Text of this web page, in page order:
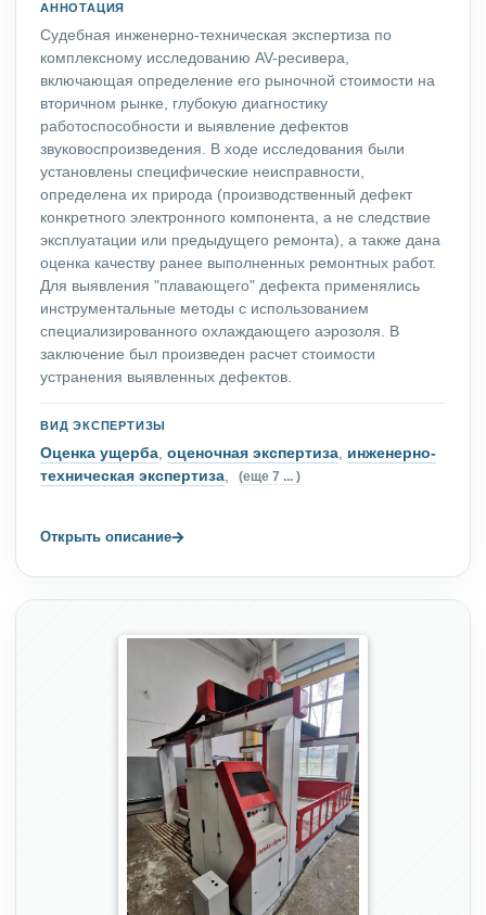
АННОТАЦИЯ
Судебная инженерно-техническая экспертиза по
комплексному исследованию AV-ресивера,
включающая определение его рыночной стоимости на
вторичном рынке, глубокую диагностику
работоспособности и выявление дефектов
звуковоспроизведения. В ходе исследования были
установлены специфические неисправности,
определена их природа (производственный дефект
конкретного электронного компонента, а не следствие
эксплуатации или предыдущего ремонта), а также дана
оценка качеству ранее выполненных ремонтных работ.
Для выявления "плавающего" дефекта применялись
инструментальные методы с использованием
специализированного охлаждающего аэрозоля. В
заключение был произведен расчет стоимости
устранения выявленных дефектов.
ВИД ЭКСПЕРТИЗЫ
Оценка ущерба, оценочная экспертиза, инженерно-
техническая экспертиза, (еще 7 ... )
Открыть описание→